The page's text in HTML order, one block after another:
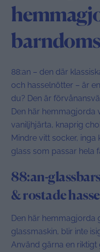
88:an – den där
och hasselnötter – är
du? Den är
Den här hemmagjorda
vaniljhjärta, knaprig
Mindre vitt socker,
glass som passar hela
88:an-
& rostade
Den här hemmagjorda
glassmaskin, blir inte
Använd gärna en